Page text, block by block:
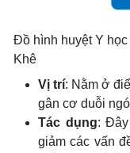
Đồ hình huyệt Y học
Khê
Vị trí: Nằm ở
gân cơ duỗi
Tác dụng:
giảm các vấn